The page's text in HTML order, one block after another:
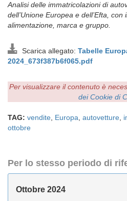
Analisi delle immatricolazioni di
dell’Unione Europea e dell’Efta, con
alimentazione, marca e gruppo.
Scarica allegato: Tabelle
2024_673f387b6f065.pdf
Per visualizzare il contenuto è
dei Cookie di
TAG: vendite Europa autovetture
ottobre
Per lo stesso periodo di
Ottobre 2024